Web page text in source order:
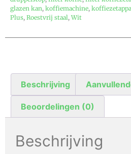
glazen kan, koffiemachine,
Plus, Roestvrij staal, Wit
Beschrijving
Beoordelingen (0)
Beschrijving